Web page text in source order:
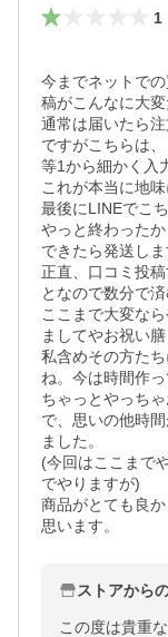
1
今までネットで
稿がこんなに大
通常は届いたら注
ですがこちらは
等1から細かく入
これが本当に地
最後にLINEでこ
やっと終わった
できたら発送し
正直、口コミ投
となので数分で
ここまで大変な
ましてやお祝い
私含めその方た
ね。今は時間作
ちゃっとやっち
で、思いの他時
ました。
(今回はここまで
でやりますが)
商品がとても良
思います。
ストアから
この度は貴重